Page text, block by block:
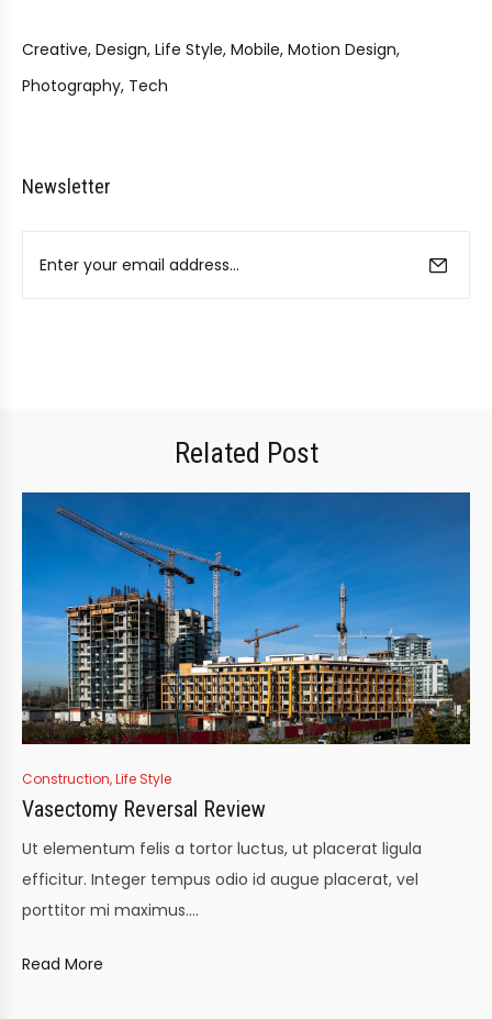
Creative Design Life Style Mobile Motion Design
Photography Tech
Newsletter
Related Post
Construction,Life Style
Vasectomy Reversal Review
Ut elementum felis a tortor luctus, ut placerat ligula
efficitur. Integer tempus odio id augue placerat, vel
porttitor mi maximus.…
Read More